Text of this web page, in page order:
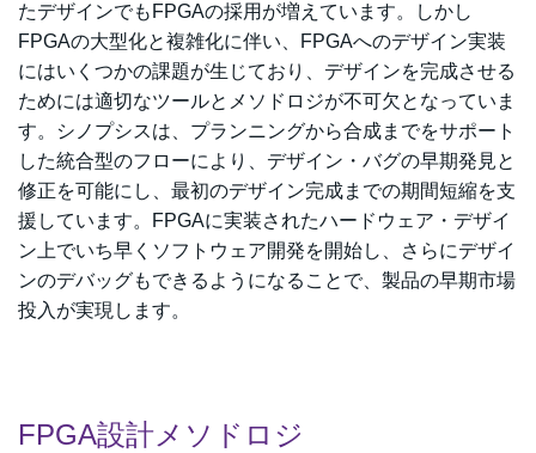
たデザインでもFPGAの採用が増えています。しかし
FPGAの大型化と複雑化に伴い、FPGAへのデザイン実装
にはいくつかの課題が生じており、デザインを完成させる
ためには適切なツールとメソドロジが不可欠となっていま
す。シノプシスは、プランニングから合成までをサポート
した統合型のフローにより、デザイン・バグの早期発見と
修正を可能にし、最初のデザイン完成までの期間短縮を支
援しています。FPGAに実装されたハードウェア・デザイ
ン上でいち早くソフトウェア開発を開始し、さらにデザイ
ンのデバッグもできるようになることで、製品の早期市場
投入が実現します。
FPGA設計メソドロジ